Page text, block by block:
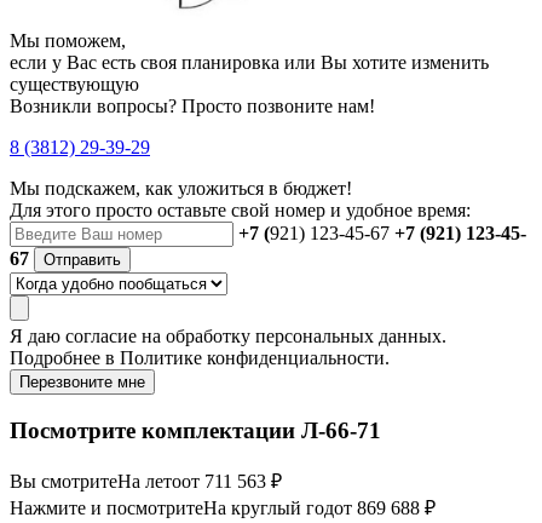
Мы поможем,
если у Вас есть своя планировка или Вы хотите изменить
существующую
Возникли вопросы? Просто позвоните нам!
8 (3812) 29-39-29
Мы подскажем, как уложиться в бюджет!
Для этого просто оставьте свой номер и удобное время:
+7 (921) 123-45-67 +7 (921) 123-45-
67
Отправить
Я даю согласие на обработку персональных данных.
Подробнее в Политике конфиденциальности.
Перезвоните мне
Посмотрите комплектации Л-66-71
Вы смотритеНа летоот 711 563 ₽
Нажмите и посмотритеНа круглый годот 869 688 ₽